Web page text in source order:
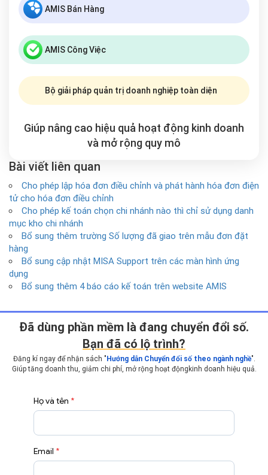
AMIS Bán Hàng
AMIS Công Việc
Bộ giải pháp quản trị doanh nghiệp toàn diện
Giúp nâng cao hiệu quả hoạt động kinh doanh
và mở rộng quy mô
Bài viết liên quan
Cho phép lập hóa đơn điều chỉnh và phát hành hóa đơn điện
tử cho hóa đơn điều chỉnh
Cho phép kế toán chọn chi nhánh nào thì chỉ sử dụng danh
mục kho chi nhánh
Bổ sung thêm trường Số lượng đã giao trên mẫu đơn đặt
hàng
Bổ sung cập nhật MISA Support trên các màn hình ứng
dụng
Bổ sung thêm 4 báo cáo kế toán trên website AMIS
Ðã dùng phần mềm là đang chuyển đổi số.
Bạn đã có lộ trình?
Đăng kí ngay để nhận sách " Hướng dẫn Chuyển đổi số theo ngành nghề".
Giúp tăng doanh thu, giảm chi phí, mở rộng hoạt động kinh doanh hiệu quả.
Họ và tên *
Email *